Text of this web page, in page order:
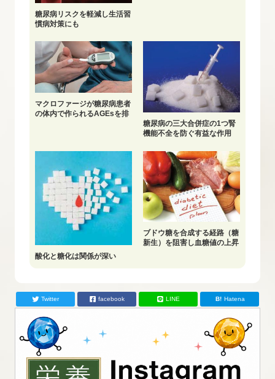
糖尿病リスクを軽減し生活習
慣病対策にも
マクロファージが糖尿病患者
の体内で作られるAGEsを排
糖尿病の三大合併症の1つ腎
機能不全を防ぐ有益な作用
酸化と糖化は関係が深い
ブドウ糖を合成する経路（糖
新生）を阻害し血糖値の上昇
Twitter facebook LINE Hatena